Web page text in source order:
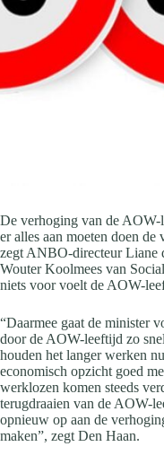
De verhoging van de AOW-
er alles aan moeten doen
zegt ANBO-directeur Liane
Wouter Koolmees van
niets voor voelt de AOW-
“Daarmee gaat de minister
door de AOW-leeftijd zo
houden het langer werken
economisch opzicht goed
werklozen komen steeds
terugdraaien van de AOW-
opnieuw op aan de
maken”, zegt Den Haan.